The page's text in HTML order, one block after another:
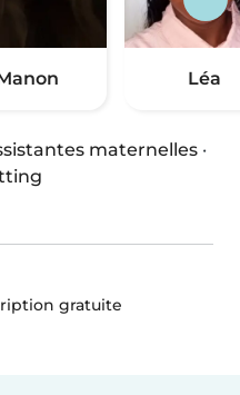
Léa
maternelles ·
gratuite